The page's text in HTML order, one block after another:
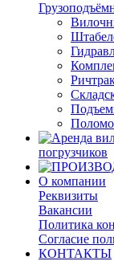
погрузчиков
О компании
Реквизиты
Вакансии
Политика
Согласие
КОНТАКТЫ